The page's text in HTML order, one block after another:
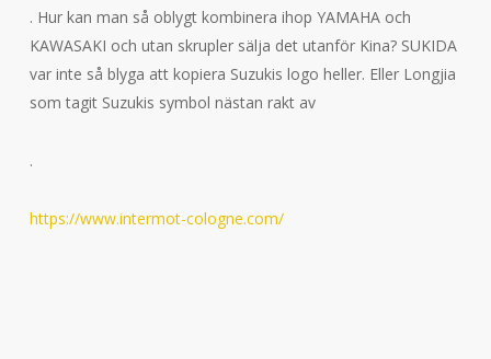
. Hur kan man så oblygt kombinera ihop YAMAHA och
KAWASAKI och utan skrupler sälja det utanför Kina? SUKIDA
var inte så blyga att kopiera Suzukis logo heller. Eller Longjia
som tagit Suzukis symbol nästan rakt av
.
https://www.intermot-cologne.com/